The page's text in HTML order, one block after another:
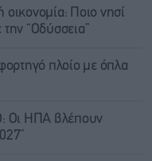
οικονομία: Ποιο νησί
“Οδύσσεια”
πλοίο με όπλα
Οι ΗΠΑ βλέπουν